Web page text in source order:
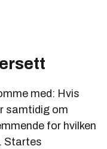
med: Hvis
samtidig om
for hvilken
Startes